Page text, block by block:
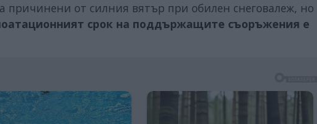
причинени от силния вятър при обилен снеговалеж, но
срок на поддържащите съоръжения е